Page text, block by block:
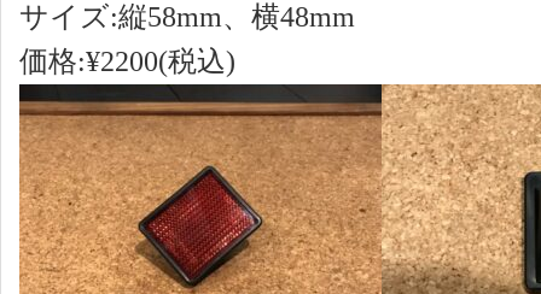
サイズ:縦58mm、横48mm
価格:¥2200(税込)